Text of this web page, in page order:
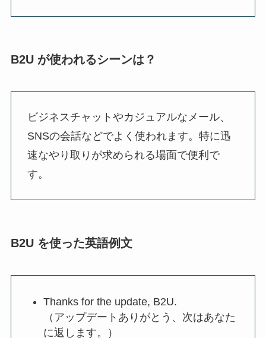
B2U が使われるシーンは？
ビジネスチャットやカジュアルなメール、
SNSの会話などでよく使われます。特に迅
速なやり取りが求められる場面で便利で
す。
B2U を使った英語例文
Thanks for the update, B2U.
（アップデートありがとう、次はあなた
に返します。）